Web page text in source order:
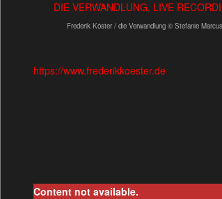
Frederik Köster / die Verwandlung © Stefanie Marcus
https://www.frederikkoester.de
Content not available.